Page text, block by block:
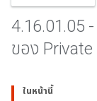
4.16.01.05
ของ Private
ในหน้านี้